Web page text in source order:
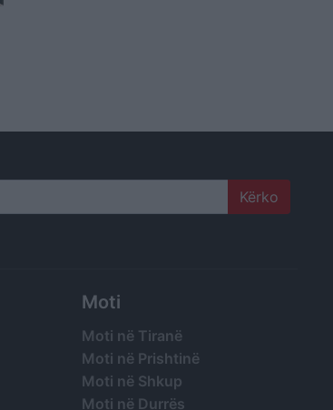
Moti
Moti në Tiranë
Moti në Prishtinë
Moti në Shkup
Moti në Durrës